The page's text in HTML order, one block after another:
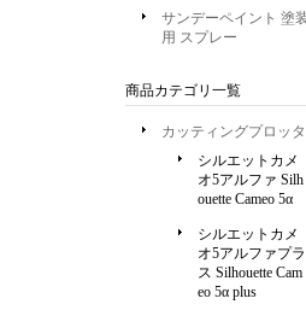
サンデーペイント 塗
用 スプレー
商品カテゴリ一覧
カッティングプロッタ
シルエットカメ
オ5アルファ Silh
ouette Cameo 5α
シルエットカメ
オ5アルファプラ
ス Silhouette Cam
eo 5α plus